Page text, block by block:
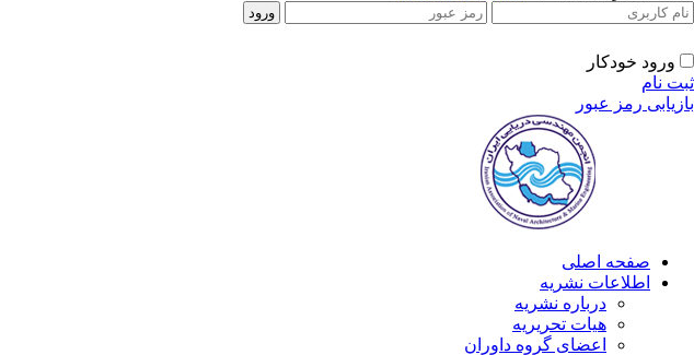
ورود خودکار
ثبت نام
بازیابی رمز عبور
صفحه اصلی
اطلاعات نشریه
درباره نشریه
هیات تحریریه
اعضای گروه داوران